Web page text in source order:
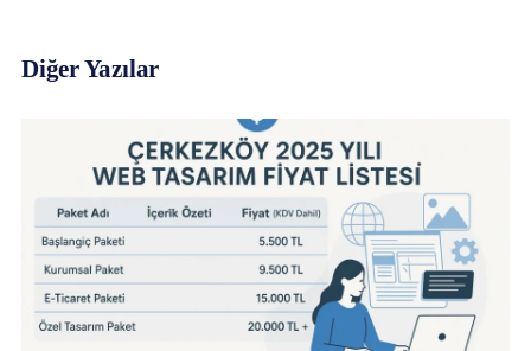
Diğer Yazılar